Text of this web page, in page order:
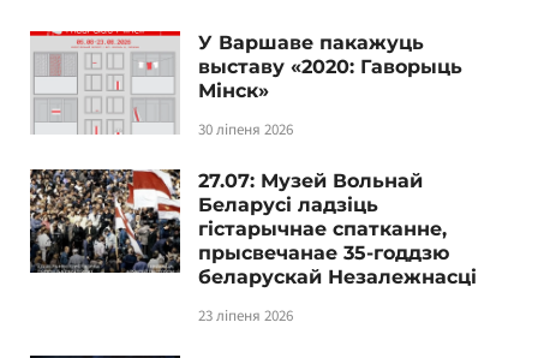
У Варшаве пакажуць
выставу «2020: Гаворыць
Мінск»
30 ліпеня 2026
27.07: Музей Вольнай
Беларусі ладзіць
гістарычнае спатканне,
прысвечанае 35-годдзю
беларускай Незалежнасці
23 ліпеня 2026